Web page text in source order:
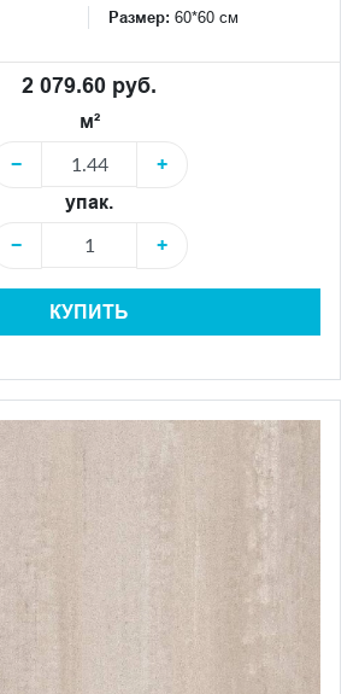
Размер: 60*60 см
2 079.60 руб.
м²
−
+
упак.
−
+
КУПИТЬ